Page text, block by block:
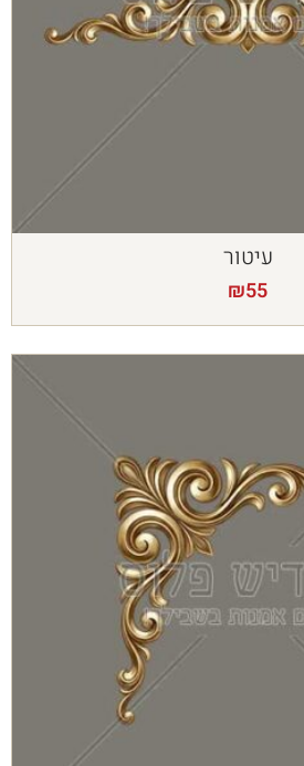
עיטור
₪55